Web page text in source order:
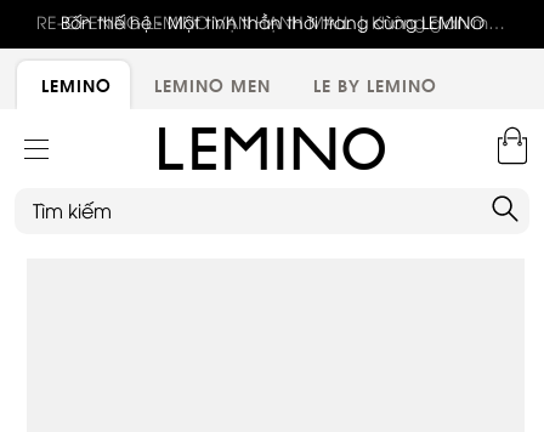
RE-OPENING LEMINO VẠN HẠNH MALL | Không gian mới,
trải nghiệm mới, ưu đãi tri ân đặc biệt
Bốn thế hệ - Một tinh thần thời trang cùng LEMINO
LEMINO LEMINO MEN LE BY LEMINO